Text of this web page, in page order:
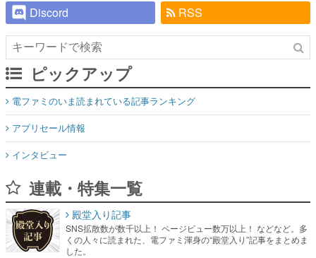
Discord
RSS
ピックアップ
電ファミのいま読まれている記事ランキング
アプリセール情報
インタビュー
連載・特集一覧
殿堂入り記事
SNS拡散数が数千以上！ ページビュー数万以上！ などなど。多
くの人々に読まれた、電ファミ渾身の“殿堂入り”記事をまとめま
した。